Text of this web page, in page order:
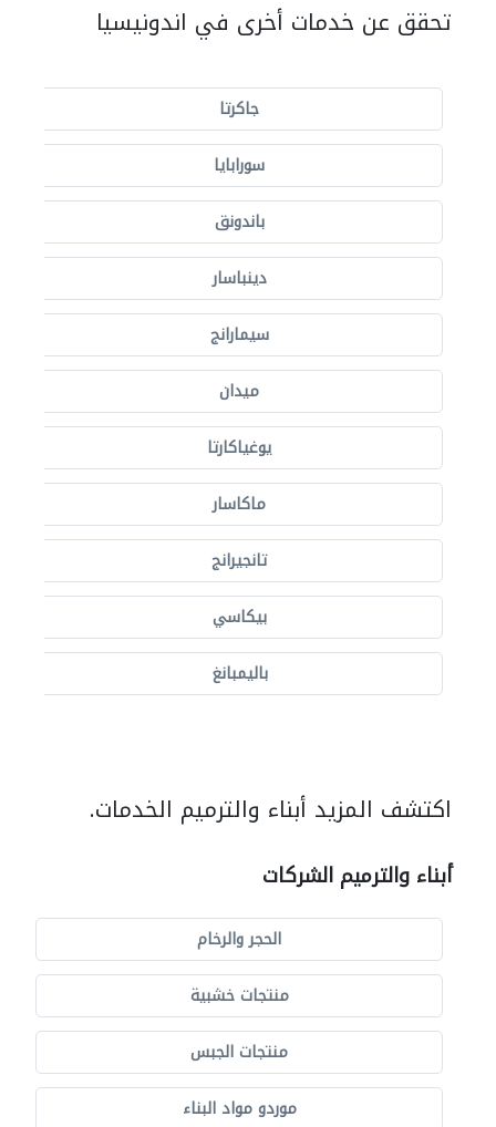
تحقق عن خدمات أخرى في اندونيسيا
جاكرتا
سورابايا
باندونق
دينباسار
سيمارانج
ميدان
يوغياكارتا
ماكاسار
تانجيرانج
بيكاسي
باليمبانغ
اكتشف المزيد أبناء والترميم الخدمات.
أبناء والترميم الشركات
الحجر والرخام
منتجات خشبية
منتجات الجبس
موردو مواد البناء